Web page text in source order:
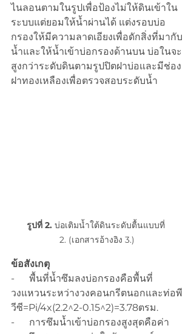
ไนลอนตามในรูปเพื่อป้องไม่ให้ดินเข้าใน
ระบบแต่ยอมให้น้ำผ่านได้ แต่งรอบบ่อ
กรองให้มีความลาดเอียงเพื่อดักสิ่งที่มากับ
น้ำและให้น้ำเข้าบ่อกรองด้านบน บ่อในจะ
สูงกว่าระดับดินตามรูปปิตฝาบ่อและมีช่อง
ฝาทองเหลืองเพื่อตรวจสอบระดับน้ำ
รูปที่ 2. บ่อเติมน้ำใต้ดินระดับตื้นแบบที่
2. (เอกสารอ้างอิง 3.)
ข้อสังเกตุ
-      พื้นที่น้ำซึมลงบ่อกรองคือพื้นที่
วงแหวนระหว่างวงคอนกรีตนอกและท่อพี
วีซี=Pi/4x(2.2^2-0.15^2)=3.78ตรม.
-      การซึมน้ำเข้าบ่อกรองสูงสุดคือค่า